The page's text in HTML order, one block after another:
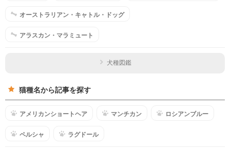
オーストラリアン・キャトル・ドッグ
アラスカン・マラミュート
犬種図鑑
猫種名から記事を探す
アメリカンショートヘア マンチカン ロシアンブルー
ペルシャ ラグドール